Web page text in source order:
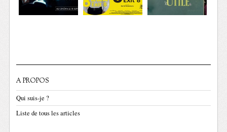
A PROPOS
Qui suis-je ?
Liste de tous les articles